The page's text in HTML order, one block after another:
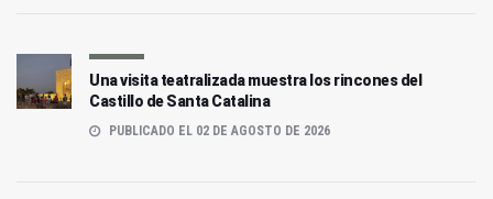
Una visita teatralizada muestra los rincones del
Castillo de Santa Catalina
PUBLICADO EL 02 DE AGOSTO DE 2026